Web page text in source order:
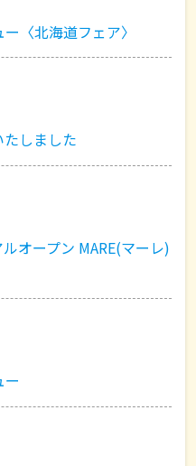
〈北海道フェア〉
たしました
オープン MARE(マーレ)
ー